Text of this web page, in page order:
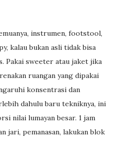
instrumen, footstool,
kalau bukan asli tidak bisa
Pakai sweeter atau jaket jika
ruangan yang dipakai
konsentrasi dan
dahulu baru tekniknya, ini
nilai lumayan besar. 1 jam
jari, pemanasan, lakukan blok